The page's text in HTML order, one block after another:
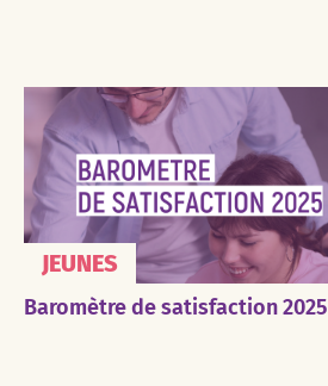
JEUNES
Baromètre de satisfaction 2025